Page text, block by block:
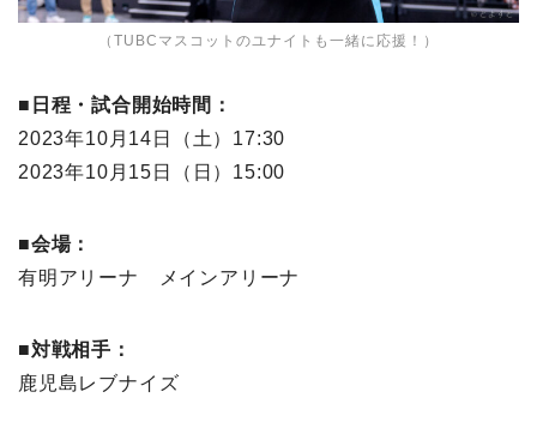
（TUBCマスコットのユナイトも一緒に応援！）
■日程・試合開始時間：
2023年10月14日（土）17:30
2023年10月15日（日）15:00
■会場：
有明アリーナ メインアリーナ
■対戦相手：
鹿児島レブナイズ